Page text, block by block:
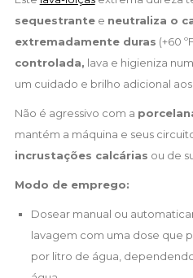
sequestrantee neutraliza o
extremadamente duras (+60
controlada, lava e higieniza
um cuidado e brilho adicional
Não é agressivo com a
mantém a máquina e seus
incrustações calcárias ou de
Modo de emprego:
Dosear manual ou
lavagem com uma dose que
por litro de água,